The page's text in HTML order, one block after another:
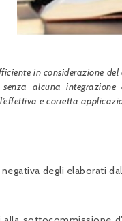
in considerazione
alcuna
e corretta
degli elaborati